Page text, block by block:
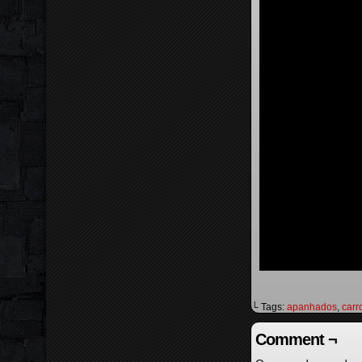
└ Tags: apanhados,
Comment ¬